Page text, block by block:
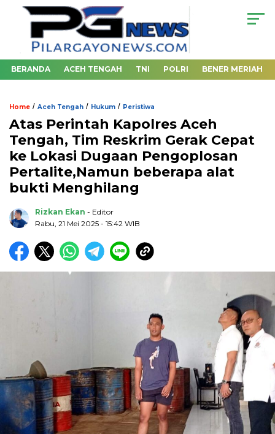
BERANDA ACEH TENGAH TNI POLRI BENER MERIAH
Home / Aceh Tengah / Hukum / Peristiwa
Atas Perintah Kapolres Aceh
Tengah, Tim Reskrim Gerak Cepat
ke Lokasi Dugaan Pengoplosan
Pertalite,Namun beberapa alat
bukti Menghilang
Rizkan Ekan - Editor
Rabu, 21 Mei 2025 - 15:42 WIB